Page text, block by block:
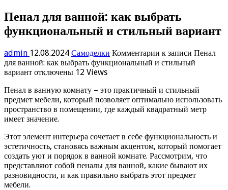
Пенал для ванной: как выбрать
функциональный и стильный вариант
admin 12.08.2024 Самоделки Комментарии к записи Пенал
для ванной: как выбрать функциональный и стильный
вариант отключены 12 Views
Пенал в ванную комнату – это практичный и стильный
предмет мебели, который позволяет оптимально использовать
пространство в помещении, где каждый квадратный метр
имеет значение.
Этот элемент интерьера сочетает в себе функциональность и
эстетичность, становясь важным акцентом, который помогает
создать уют и порядок в ванной комнате. Рассмотрим, что
представляют собой пеналы для ванной, какие бывают их
разновидности, и как правильно выбрать этот предмет
мебели.